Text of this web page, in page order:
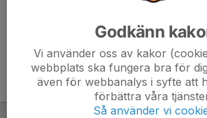
Godkänn
Vi använder oss av kakor
webbplats ska fungera bra för
även för webbanalys i syfte att
förbättra våra
Så använder vi